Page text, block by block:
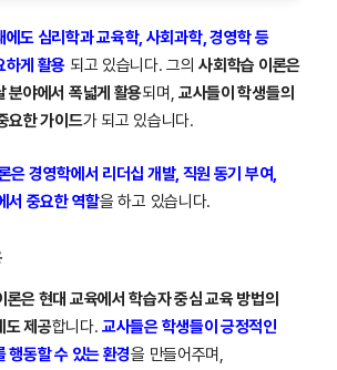
에도 심리학과 교육학, 사회과학, 경영학 등
하게 활용 되고 있습니다. 그의사회학습 이론은
분야에서 폭넓게 활용되며, 교사들이 학생들의
요한 가이드가 되고 있습니다.
은 경영학에서 리더십 개발, 직원 동기 부여,
서 중요한 역할을 하고 있습니다.
론은 현대 교육에서 학습자 중심 교육 방법의
도 제공합니다. 교사들은 학생들이 긍정적인
행동할 수 있는 환경을 만들어주며,